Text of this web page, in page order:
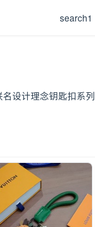
search1
设计理念钥匙扣系列